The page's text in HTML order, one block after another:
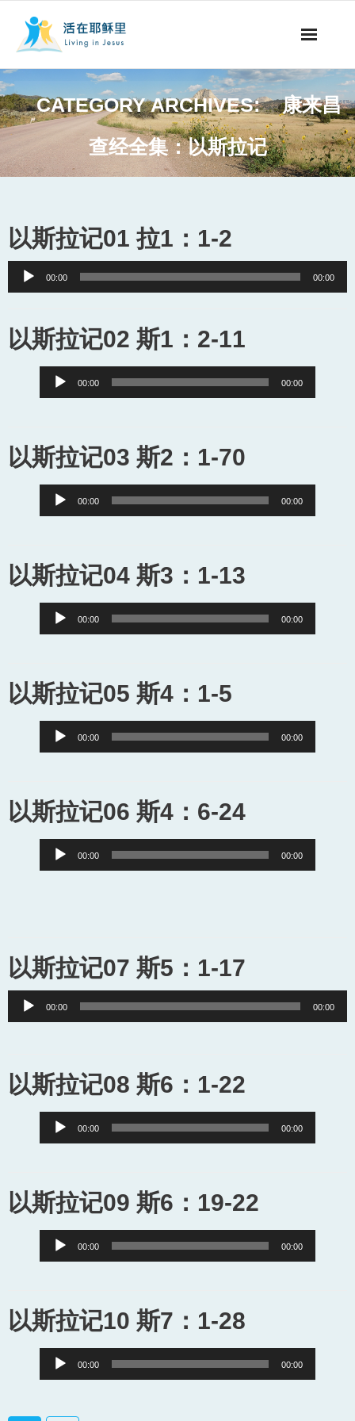
视听节目
阅读文章
奉献支持
其他语言
CATEGORY ARCHIVES:
康来昌
查经全集：以斯拉记
以斯拉记01 拉1：1-2
Audio
Player
00:00 00:00
以斯拉记02 斯1：2-11
Audio
Player
00:00 00:00
以斯拉记03 斯2：1-70
Audio
Player
00:00 00:00
以斯拉记04 斯3：1-13
Audio
Player
00:00 00:00
以斯拉记05 斯4：1-5
Audio
Player
00:00 00:00
以斯拉记06 斯4：6-24
Audio
Player
00:00 00:00
以斯拉记07 斯5：1-17
Audio
Player
00:00 00:00
以斯拉记08 斯6：1-22
Audio
Player
00:00 00:00
以斯拉记09 斯6：19-22
Audio
Player
00:00 00:00
以斯拉记10 斯7：1-28
Audio
Player
00:00 00:00